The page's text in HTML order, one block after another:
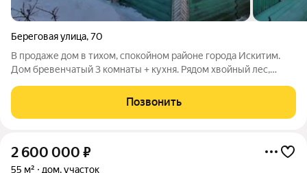
Береговая улица,70
В продаже дом в тихом, спокойном районе города Искитим.
Дом бревенчатый 3 комнаты + кухня. Рядом хвойный лес,
ходьбы. Не далеко пешеходный мост через реку. В доме газ,
центральный водопровод,
Позвонить
2 600 000 ₽
55 м² дом, участок